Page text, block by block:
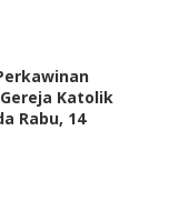
Katolik
Rabu, 14